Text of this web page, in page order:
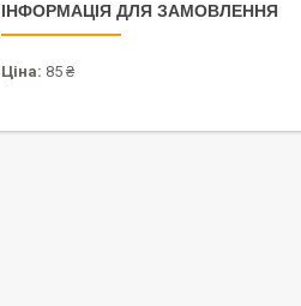
ІНФОРМАЦІЯ ДЛЯ ЗАМОВЛЕННЯ
Ціна: 85 ₴